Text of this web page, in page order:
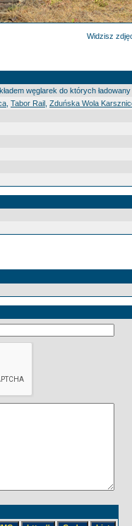
Widzisz
węglarek do których
Tabor Rail Zduńska Wola